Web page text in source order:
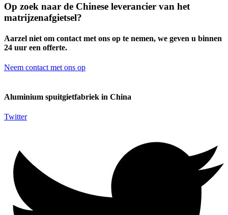
Op zoek naar de Chinese leverancier van het
matrijzenafgietsel?
Aarzel niet om contact met ons op te nemen, we geven u binnen
24 uur een offerte.
Neem contact met ons op
Aluminium spuitgietfabriek in China
Twitter